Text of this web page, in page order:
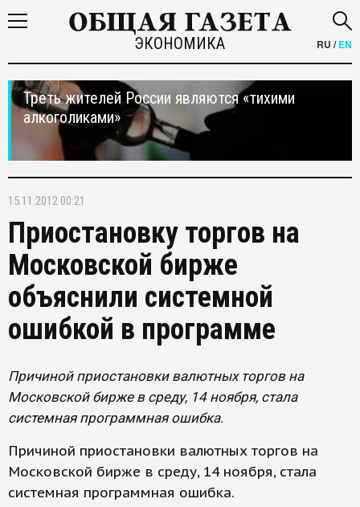
ЭКОНОМИКА RU /EN
Треть жителей России являются «тихими
алкоголиками»
15.11.2012 00:21
Приостановку торгов на
Московской бирже
объяснили системной
ошибкой в программе
Причиной приостановки валютных торгов на
Московской бирже в среду, 14 ноября, стала
системная программная ошибка.
Причиной приостановки валютных торгов на
Московской бирже в среду, 14 ноября, стала
системная программная ошибка.